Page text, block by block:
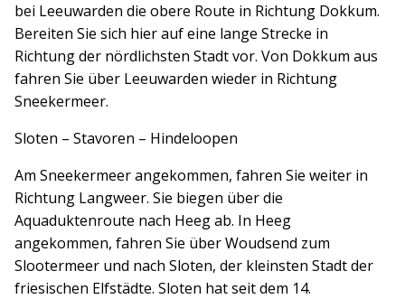
bei Leeuwarden die obere Route in Richtung Dokkum.
Bereiten Sie sich hier auf eine lange Strecke in
Richtung der nördlichsten Stadt vor. Von Dokkum aus
fahren Sie über Leeuwarden wieder in Richtung
Sneekermeer.
Sloten – Stavoren – Hindeloopen
Am Sneekermeer angekommen, fahren Sie weiter in
Richtung Langweer. Sie biegen über die
Aquaduktenroute nach Heeg ab. In Heeg
angekommen, fahren Sie über Woudsend zum
Slootermeer und nach Sloten, der kleinsten Stadt der
friesischen Elfstädte. Sloten hat seit dem 14.